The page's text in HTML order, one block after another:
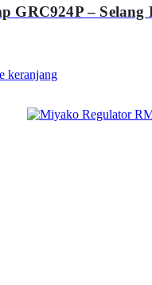
GRC924P –
keranjang